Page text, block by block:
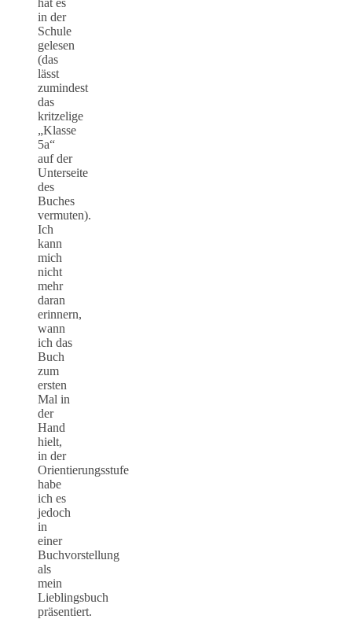
in der
Schule
gelesen
(das
lässt
zumindest
das
kritzelige
„Klasse
5a“
auf der
Unterseite
des
Buches
vermuten).
Ich
kann
mich
nicht
mehr
daran
erinnern,
wann
ich das
Buch
zum
ersten
Mal in
der
Hand
hielt,
in der
Orientierungsstufe
habe
ich es
jedoch
in
einer
Buchvorstellung
als
mein
Lieblingsbuch
präsentiert.